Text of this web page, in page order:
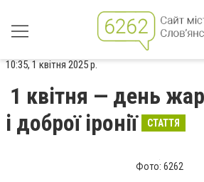
10:35, 1 квітня 2025 р.
1 квітня — день
і доброї іронії
СТАТТЯ
Фото: 6262